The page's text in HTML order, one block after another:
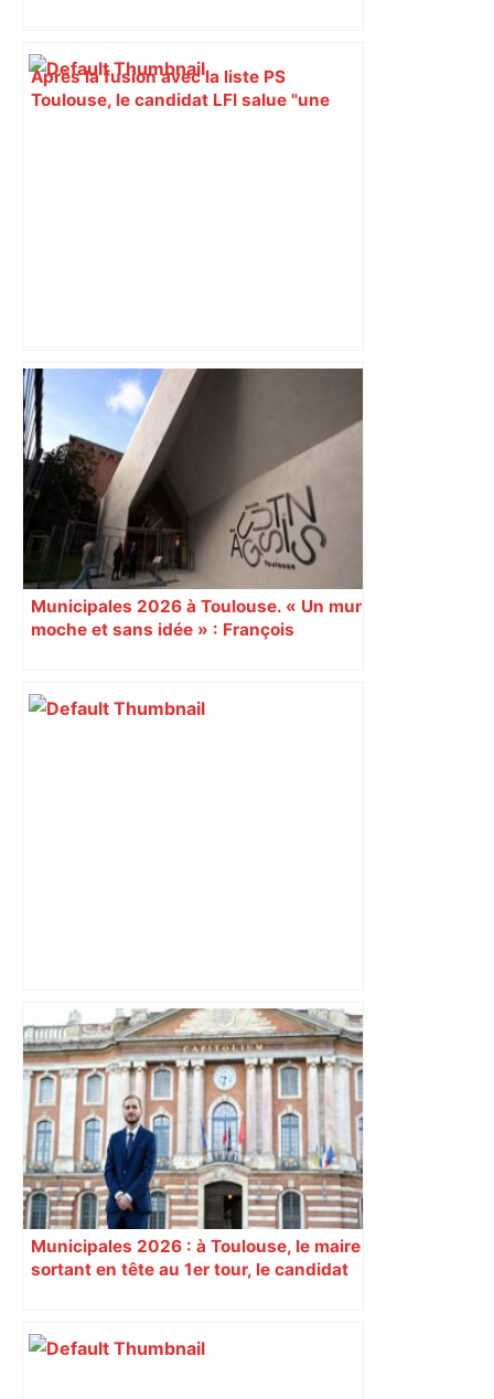
Après la fusion avec la liste PS
Toulouse, le candidat LFI salue "une
Alliance PS/LFI à Toulouse : Marc
Sztulman claque la porte – RMC
Municipales 2026 à Toulouse. « Un mur
moche et sans idée » : François
Augustins
"C’est l’une des plus fortes
fréquentations du circuit" : Toulouse
est-elle la capitale du poker amateur –
ladepeche.fr
Municipales 2026 : à Toulouse, le maire
sortant en tête au 1er tour, le candidat